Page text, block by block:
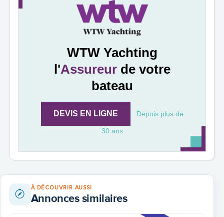
WTW Yachting
l'Assureurde votre
bateau
DEVIS EN LIGNE Depuis plus de
30 ans
À DÉCOUVRIR AUSSI
Annonces similaires